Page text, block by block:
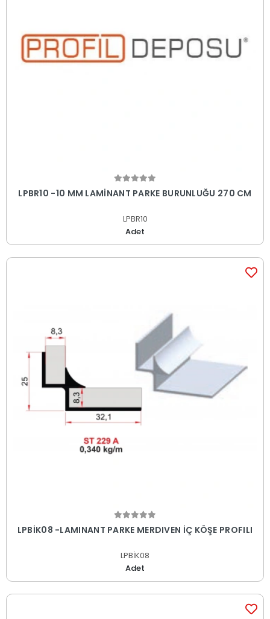
LPBR10 -10 MM LAMİNANT PARKE BURUNLUĞU 270 CM
LPBR10
Adet
LPBİK08 -LAMINANT PARKE MERDIVEN İÇ KÖŞE PROFILI
LPBİK08
Adet